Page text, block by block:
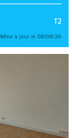
T2
Mise à jour le 08/08/26